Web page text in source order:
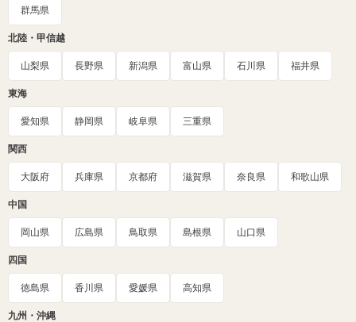
群馬県
北陸・甲信越
山梨県 長野県 新潟県 富山県 石川県 福井県
東海
愛知県 静岡県 岐阜県 三重県
関西
大阪府 兵庫県 京都府 滋賀県 奈良県 和歌山県
中国
岡山県 広島県 鳥取県 島根県 山口県
四国
徳島県 香川県 愛媛県 高知県
九州・沖縄